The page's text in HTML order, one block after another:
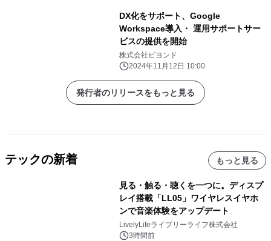
DX化をサポート、Google
Workspace導入・ 運用サポートサー
ビスの提供を開始
株式会社ビヨンド
2024年11月12日 10:00
発行者のリリースをもっと見る
テックの新着 もっと見る
見る・触る・聴くを一つに。ディスプ
レイ搭載「LL05」ワイヤレスイヤホ
ンで音楽体験をアップデート
LivelyLifeライブリーライフ株式会社
3時間前